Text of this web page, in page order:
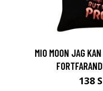
MIO MOON JAG
138